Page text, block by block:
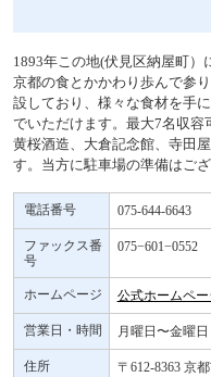
1893年この地(伏見区納屋町）
京都の食とかかわり歩んで参
設しており、様々な食材を手
でいただけます。最大7名収
黄桜酒造、大倉記念館、寺田
す。当方に駐車場の準備はござ
電話番号 075-644-6643
ファックス番
号
075−601−0552
ホームページ 公式ホームペー
営業日・時間 月曜日〜金曜
住所 〒612-8363 京